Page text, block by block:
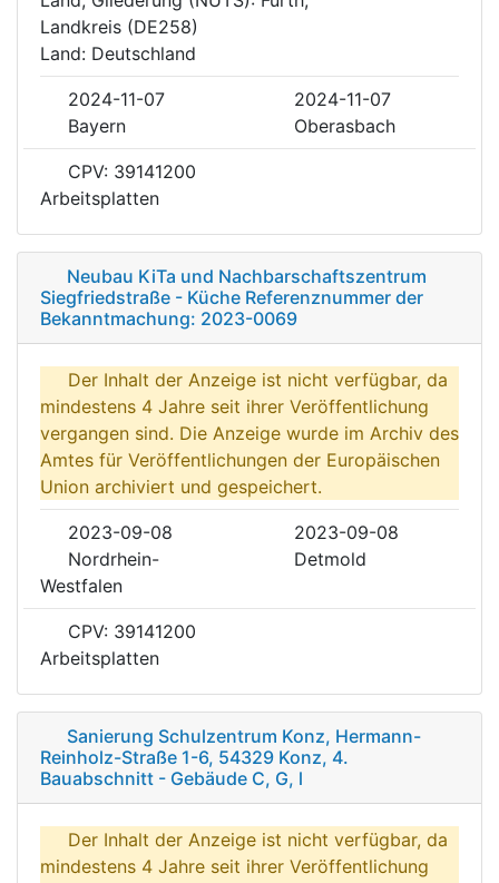
Landkreis (DE258)
Land: Deutschland
2024-11-07
2024-11-07
Bayern
Oberasbach
CPV: 39141200
Arbeitsplatten
Neubau KiTa und Nachbarschaftszentrum
Siegfriedstraße - Küche Referenznummer der
Bekanntmachung: 2023-0069
Der Inhalt der Anzeige ist nicht verfügbar, da
mindestens 4 Jahre seit ihrer Veröffentlichung
vergangen sind. Die Anzeige wurde im Archiv des
Amtes für Veröffentlichungen der Europäischen
Union archiviert und gespeichert.
2023-09-08
2023-09-08
Nordrhein-
Westfalen
Detmold
CPV: 39141200
Arbeitsplatten
Sanierung Schulzentrum Konz, Hermann-
Reinholz-Straße 1-6, 54329 Konz, 4.
Bauabschnitt - Gebäude C, G, l
Der Inhalt der Anzeige ist nicht verfügbar, da
mindestens 4 Jahre seit ihrer Veröffentlichung